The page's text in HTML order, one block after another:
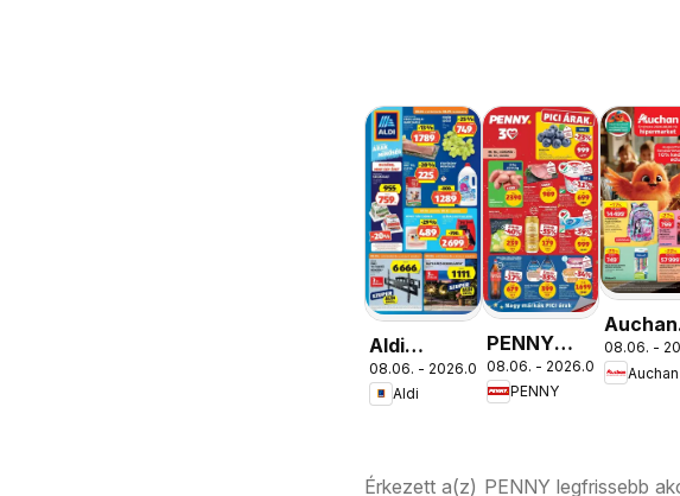
Aldi
aktuális
akciós
08.06. - 2026.08.12.
Aldi
PENNY
aktuális
akciós
08.06. - 2026.08.12.
PENNY
Auchan
ajánlatok
08.06. -
Auchan
Érkezett a(z) PENNY legfrissebb